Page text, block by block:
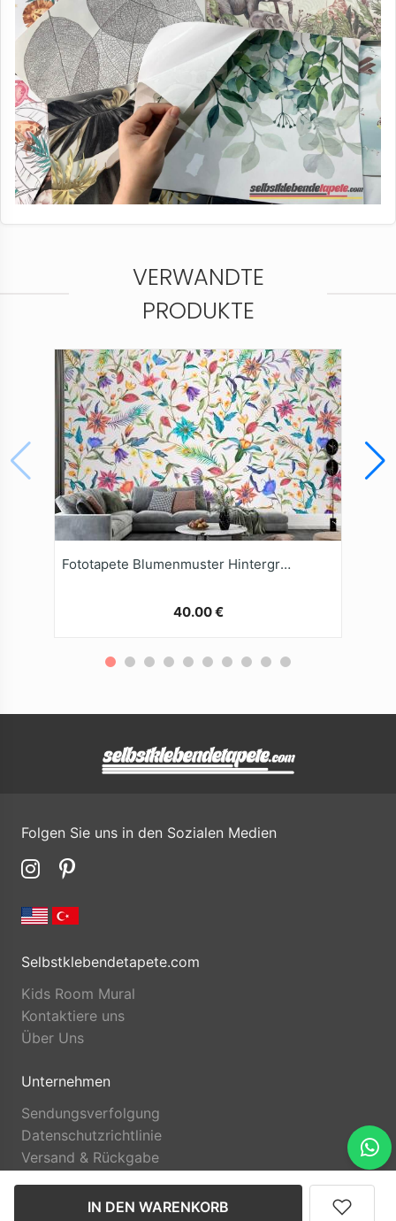
IN DEN WARENKORB
VERWANDTE
PRODUKTE
Fototapete Blumenmuster Hintergrund
40.00 €
Folgen Sie uns in den Sozialen Medien
Selbstklebendetapete.com
Kids Room Mural
Kontaktiere uns
Über Uns
Unternehmen
Sendungsverfolgung
Datenschutzrichtlinie
Versand & Rückgabe